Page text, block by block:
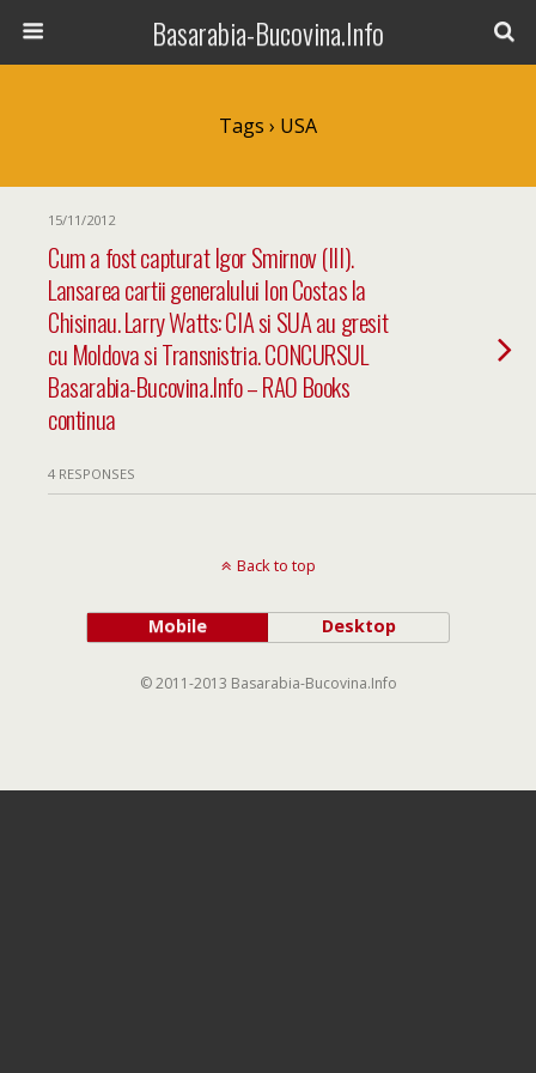
Basarabia-Bucovina.Info
Tags › USA
15/11/2012
Cum a fost capturat Igor Smirnov (III).
Lansarea cartii generalului Ion Costas la
Chisinau. Larry Watts: CIA si SUA au gresit
cu Moldova si Transnistria. CONCURSUL
Basarabia-Bucovina.Info – RAO Books
continua
4 RESPONSES
Back to top
Mobile Desktop
© 2011-2013 Basarabia-Bucovina.Info